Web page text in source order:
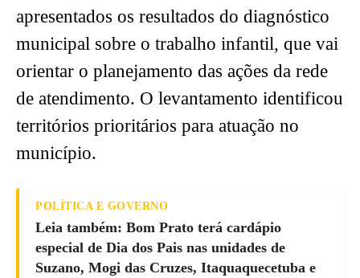
apresentados os resultados do diagnóstico
municipal sobre o trabalho infantil, que vai
orientar o planejamento das ações da rede
de atendimento. O levantamento identificou
territórios prioritários para atuação no
município.
POLÍTICA E GOVERNO
Leia também: Bom Prato terá cardápio
especial de Dia dos Pais nas unidades de
Suzano, Mogi das Cruzes, Itaquaquecetuba e